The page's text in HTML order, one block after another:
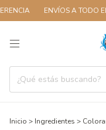
ENVÍOS A TODO EL PAÍS
Inicio > Ingredientes >